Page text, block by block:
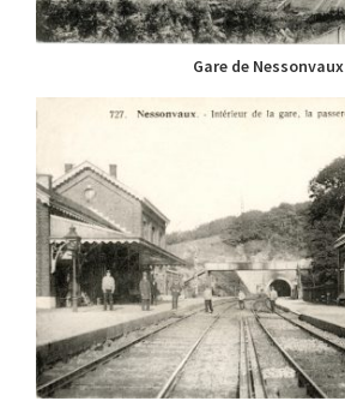
Gare de Nessonvaux